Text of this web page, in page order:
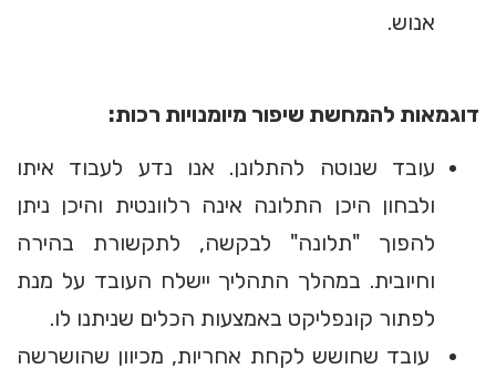
אנוש.
דוגמאות להמחשת שיפור מיומנויות רכות:
עובד שנוטה להתלונן. אנו נדע לעבוד איתו
ולבחון היכן התלונה אינה רלוונטית והיכן ניתן
להפוך "תלונה" לבקשה, לתקשורת בהירה
וחיובית. במהלך התהליך יישלח העובד על מנת
לפתור קונפליקט באמצעות הכלים שניתנו לו.
עובד שחושש לקחת אחריות, מכיוון שהושרשה